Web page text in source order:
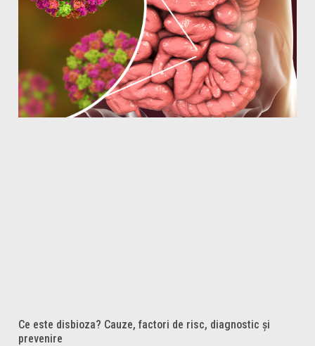
Ce este disbioza? Cauze, factori de risc, diagnostic și
prevenire